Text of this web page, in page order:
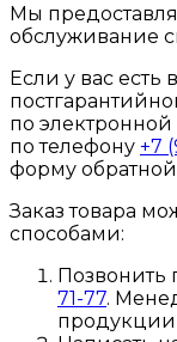
Мы
обслуживание
Если у вас есть
по электронной
по телефону +7
форму
Заказ товара
способами:
Позвонить
71-77.
продукции